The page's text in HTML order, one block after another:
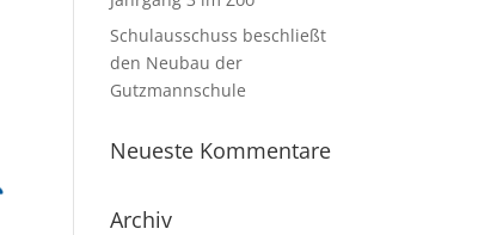
Schulausschuss beschließt
den Neubau der
Gutzmannschule
Neueste Kommentare
Archiv